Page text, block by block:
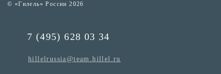
© «Гилель» России 2026
7 (495) 628 03 34
hillelrussia@team.hillel.ru